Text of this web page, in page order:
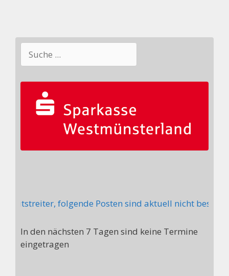
folgende Posten sind aktuell nicht
In den nächsten 7 Tagen sind keine Termine
eingetragen